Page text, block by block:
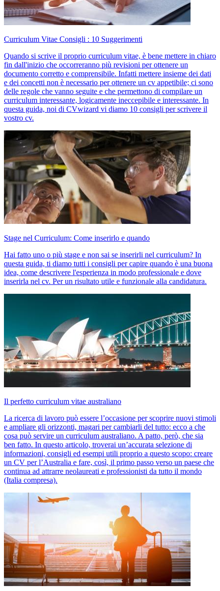
Curriculum Vitae Consigli : 10 Suggerimenti
Quando si scrive il proprio curriculum vitae, è bene mettere in chiaro
fin dall'inizio che occorreranno più revisioni per ottenere un
documento corretto e comprensibile. Infatti mettere insieme dei dati
e dei concetti non è necessario per ottenere un cv appetibile; ci sono
delle regole che vanno seguite e che permettono di compilare un
curriculum interessante, logicamente ineccepibile e interessante. In
questa guida, noi di CVwizard vi diamo 10 consigli per scrivere il
vostro cv.
Stage nel Curriculum: Come inserirlo e quando
Hai fatto uno o più stage e non sai se inserirli nel curriculum? In
questa guida, ti diamo tutti i consigli per capire quando è una buona
idea, come descrivere l'esperienza in modo professionale e dove
inserirla nel cv. Per un risultato utile e funzionale alla candidatura.
Il perfetto curriculum vitae australiano
La ricerca di lavoro può essere l’occasione per scoprire nuovi stimoli
e ampliare gli orizzonti, magari per cambiarli del tutto: ecco a che
cosa può servire un curriculum australiano. A patto, però, che sia
ben fatto. In questo articolo, troverai un’accurata selezione di
informazioni, consigli ed esempi utili proprio a questo scopo: creare
un CV per l’Australia e fare, così, il primo passo verso un paese che
continua ad attrarre neolaureati e professionisti da tutto il mondo
(Italia compresa).